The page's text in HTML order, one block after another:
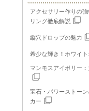
アクセサリー作りの
リング徹底解説
縦穴ドロップの魅力
希少な輝き！ホワイ
マンモスアイボリー
宝石・パワーストー
カー